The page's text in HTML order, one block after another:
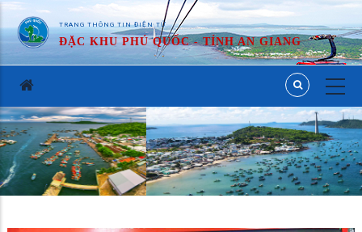
TRANG THÔNG TIN ĐIỆN TỬ
ĐẶC KHU PHÚ QUỐC - TỈNH AN GIANG